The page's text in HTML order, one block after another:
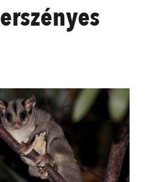
erszényes